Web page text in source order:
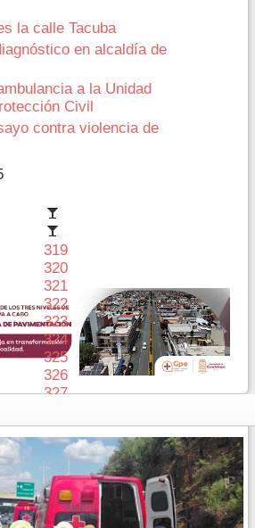
la calle Tacuba
en alcaldía de
a la Unidad
Civil
contra violencia de
319
320
321
322
323
324
325
326
327